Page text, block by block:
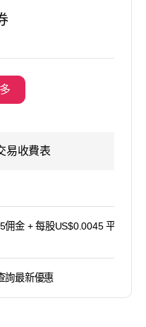
易收費表
金 + 每股US$0.0045 平台使
詢最新優惠